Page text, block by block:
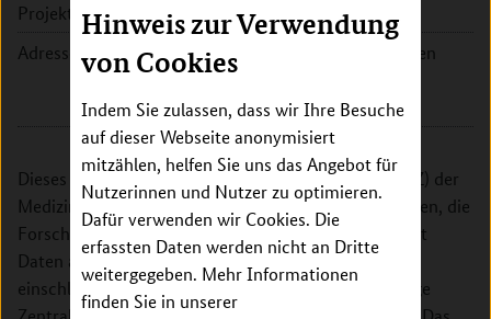
Hinweis zur Verwendung
von Cookies
Indem Sie zulassen, dass wir Ihre Besuche
auf dieser Webseite anonymisiert
mitzählen, helfen Sie uns das Angebot für
Nutzerinnen und Nutzer zu optimieren.
Dafür verwenden wir Cookies. Die
erfassten Daten werden nicht an Dritte
weitergegeben. Mehr Informationen
finden Sie in unserer
Projektleitung:
Dr. Silke Haferkamp
Adresse:
Universitätsklinikum Aachen
Pauwelsstr. 30
52074 Aachen
Dieses Projekt soll die Datenintegrationszentren (DIZ) der
Medizininformatik Initiative (MII) in die Lage versetzen, die
Forschungsnutzung von Bioproben in Verbindung mit
Daten aus der Routineversorgung zu unterstützen,
einschließlich Machbarkeitsabfragen über die künftige